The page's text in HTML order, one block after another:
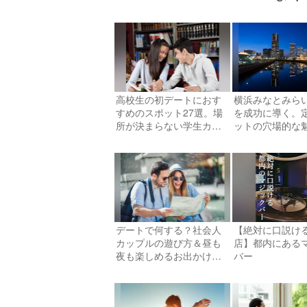
高校生の初デートにおす
すめのスポット27選。場
所が決まらない学生カッ
横浜みなとみら
を成功に導く。
ットの穴場的な
デートで何する？社会人
カップルの遊び方＆昼も
夜も楽しめるお出かけプ
【絶対に口説け
店】都内にある
バー